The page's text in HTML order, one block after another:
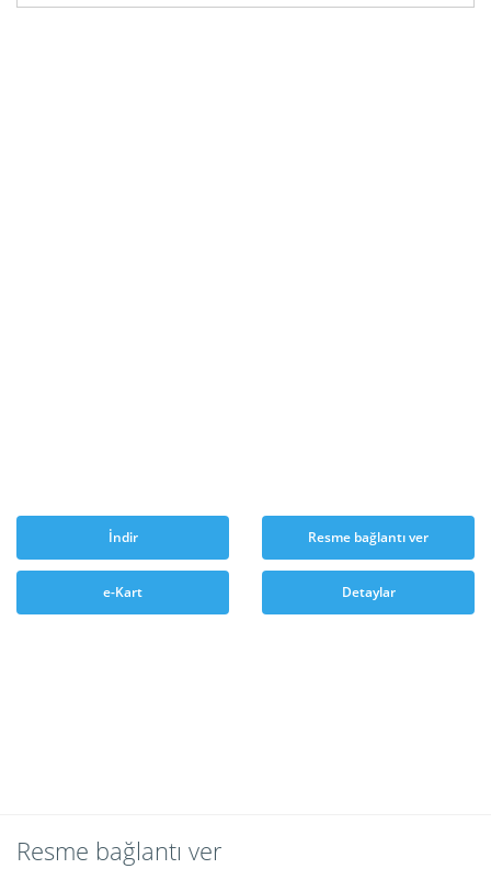
İndir Resme bağlantı ver
e-Kart Detaylar
Resme bağlantı ver